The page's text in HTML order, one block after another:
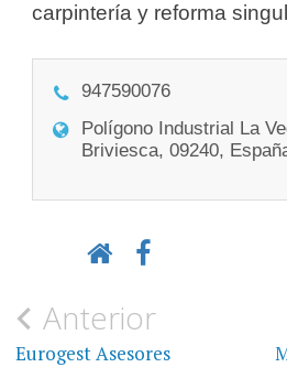
carpintería y reforma
947590076
Polígono Industrial La
Briviesca, 09240,
Navegación
de
Anterior
Eurogest Asesores